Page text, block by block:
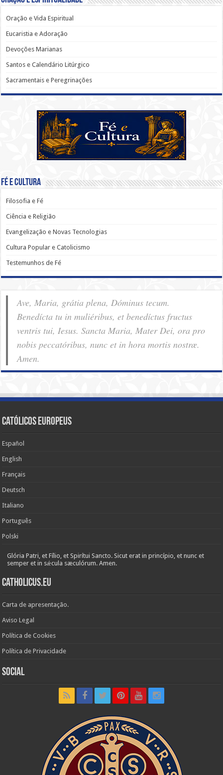
Oração e Vida Espiritual
Eucaristia e Adoração
Devoções Marianas
Santos e Calendário Litúrgico
Sacramentais e Peregrinações
Fé e Cultura
Filosofia e Fé
Ciência e Religião
Evangelização e Novas Tecnologias
Cultura Popular e Catolicismo
Testemunhos de Fé
Ave, Maria, grátia plena, Dóminus tecum.
Benedícta tu in muliéribus, et benedíctus fructus
ventris tui, Iesus. Sancta Maria, Mater Dei, ora pro
nobis pec­ca­tóribus, nunc et in hora mortis nostræ.
Amen.
Católicos Europeus
Español
English
Français
Deutsch
Italiano
Português
Polski
Glória Patri, et Fílio, et Spirítui Sancto. Sicut erat in princípio, et nunc et
semper et in sǽcula sæculórum. Amen.
Catholicus.eu
Carta de apresentação.
Aviso Legal
Política de Cookies
Política de Privacidade
Social